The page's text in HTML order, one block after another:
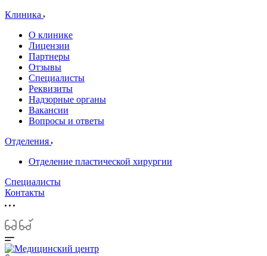
Клиника
О клинике
Лицензии
Партнеры
Отзывы
Специалисты
Реквизиты
Надзорные органы
Вакансии
Вопросы и ответы
Отделения
Отделение пластической хирургии
Специалисты
Контакты